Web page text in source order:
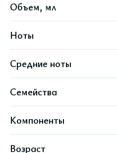
Мужской
Объем, мл
Ноты
Базилик
Ветивер
Мускус
Все варианты
Средние ноты
Базилик
Ветивер
Мускус
Все варианты
Семейства
Мускусные
Цветочные
Компоненты
AHA-кислоты
BHA-кислоты
Возраст